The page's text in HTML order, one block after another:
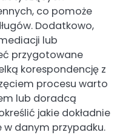
co pomoże
Dodatkowo,
lub
przygotowane
korespondencję z
procesu warto
lub doradcą
jakie dokładnie
danym przypadku.